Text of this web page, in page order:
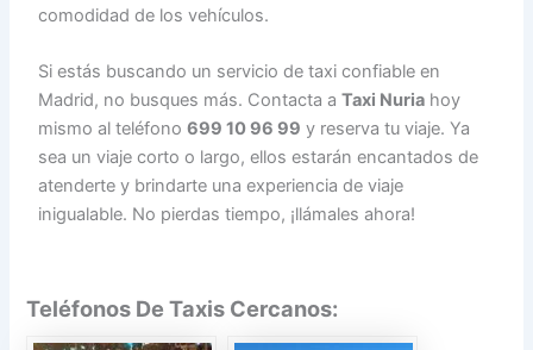
comodidad de los vehículos.
Si estás buscando un servicio de taxi confiable en
Madrid, no busques más. Contacta aTaxi Nuria hoy
mismo al teléfono699 10 96 99 y reserva tu viaje. Ya
sea un viaje corto o largo, ellos estarán encantados de
atenderte y brindarte una experiencia de viaje
inigualable. No pierdas tiempo, ¡llámales ahora!
Teléfonos De Taxis Cercanos: